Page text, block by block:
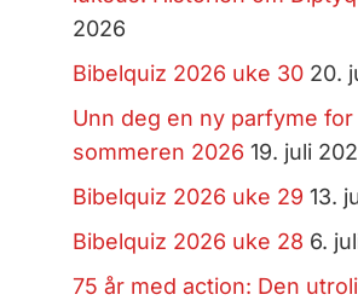
2026
Bibelquiz 2026 uke 30 20.
Unn deg en ny parfyme for
sommeren 2026 19. juli
Bibelquiz 2026 uke 29 13.
Bibelquiz 2026 uke 28 6.
75 år med action: Den